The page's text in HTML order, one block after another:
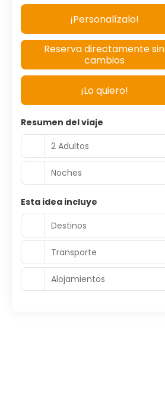
¡Personalízalo!
Reserva directamente sin
cambios
¡Lo quiero!
Resumen del viaje
2 Adultos
Noches
Esta idea incluye
Destinos
Transporte
Alojamientos